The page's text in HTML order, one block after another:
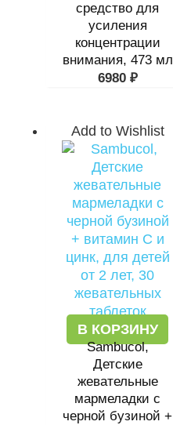
средство для
усиления
концентрации
внимания, 473 мл
6980 ₽
Add to Wishlist
В КОРЗИНУ
Sambucol,
Детские
жевательные
мармеладки с
черной бузиной +